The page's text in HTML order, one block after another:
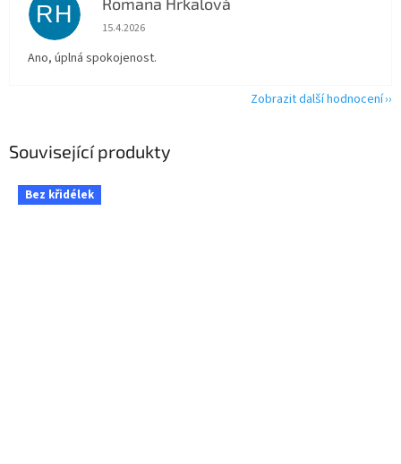
Související produkty
Bez křidélek
RH Romana Hrkalová
Hodnocení obchodu je 5 z 5 hvězdiček.
15.4.2026
Ano, úplná spokojenost.
Zobrazit další hodnocení